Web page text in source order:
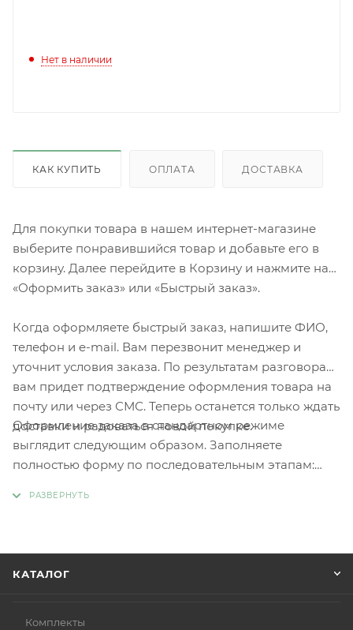
Нет в наличии
КАК КУПИТЬ ОПЛАТА ДОСТАВКА
Для покупки товара в нашем интернет-магазине
выберите понравившийся товар и добавьте его в
корзину. Далее перейдите в Корзину и нажмите на
«Оформить заказ» или «Быстрый заказ».
Когда оформляете быстрый заказ, напишите ФИО,
телефон и e-mail. Вам перезвонит менеджер и
уточнит условия заказа. По результатам разговора
вам придет подтверждение оформления товара на
почту или через СМС. Теперь останется только ждать
доставки и радоваться новой покупке.
Оформление заказа в стандартном режиме
выглядит следующим образом. Заполняете
полностью форму по последовательным этапам:
КАТАЛОГ
Комплекты